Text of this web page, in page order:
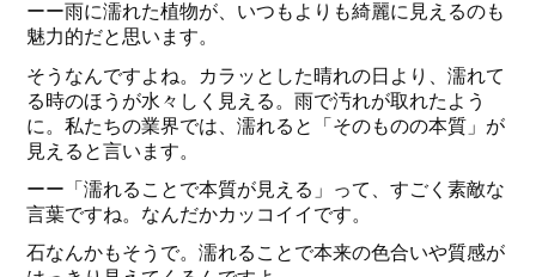
ーー雨に濡れた植物が、いつもよりも綺麗に見えるのも
魅力的だと思います。
そうなんですよね。カラッとした晴れの日より、濡れて
る時のほうが水々しく見える。雨で汚れが取れたよう
に。私たちの業界では、濡れると「そのものの本質」が
見えると言います。
ーー「濡れることで本質が見える」って、すごく素敵な
言葉ですね。なんだかカッコイイです。
石なんかもそうで。濡れることで本来の色合いや質感が